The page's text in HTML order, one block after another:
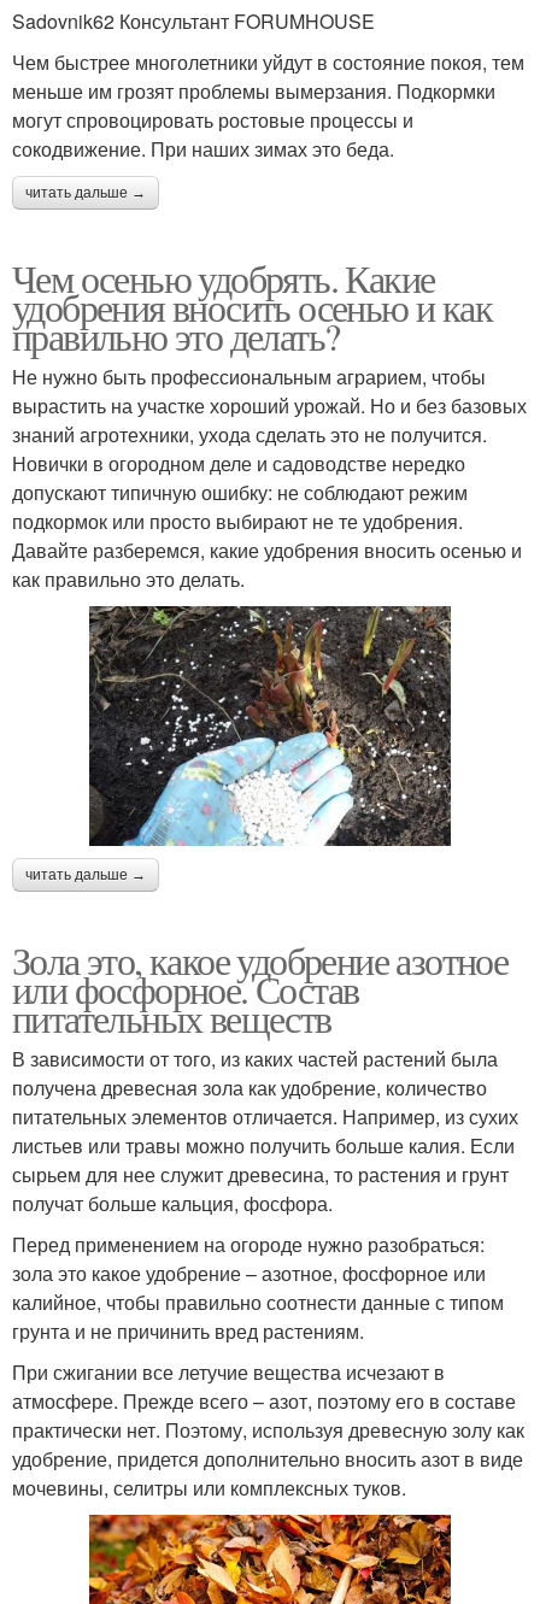
Sadovnik62 Консультант FORUMHOUSE
Чем быстрее многолетники уйдут в состояние покоя, тем
меньше им грозят проблемы вымерзания. Подкормки
могут спровоцировать ростовые процессы и
сокодвижение. При наших зимах это беда.
читать дальше →
Чем осенью удобрять. Какие
удобрения вносить осенью и как
правильно это делать?
Не нужно быть профессиональным аграрием, чтобы
вырастить на участке хороший урожай. Но и без базовых
знаний агротехники, ухода сделать это не получится.
Новички в огородном деле и садоводстве нередко
допускают типичную ошибку: не соблюдают режим
подкормок или просто выбирают не те удобрения.
Давайте разберемся, какие удобрения вносить осенью и
как правильно это делать.
читать дальше →
Зола это, какое удобрение азотное
или фосфорное. Состав
питательных веществ
В зависимости от того, из каких частей растений была
получена древесная зола как удобрение, количество
питательных элементов отличается. Например, из сухих
листьев или травы можно получить больше калия. Если
сырьем для нее служит древесина, то растения и грунт
получат больше кальция, фосфора.
Перед применением на огороде нужно разобраться:
зола это какое удобрение – азотное, фосфорное или
калийное, чтобы правильно соотнести данные с типом
грунта и не причинить вред растениям.
При сжигании все летучие вещества исчезают в
атмосфере. Прежде всего – азот, поэтому его в составе
практически нет. Поэтому, используя древесную золу как
удобрение, придется дополнительно вносить азот в виде
мочевины, селитры или комплексных туков.